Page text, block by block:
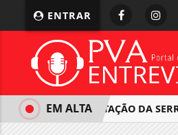
ENTRAR
PAVIMENTAÇÃO DA
EM ALTA